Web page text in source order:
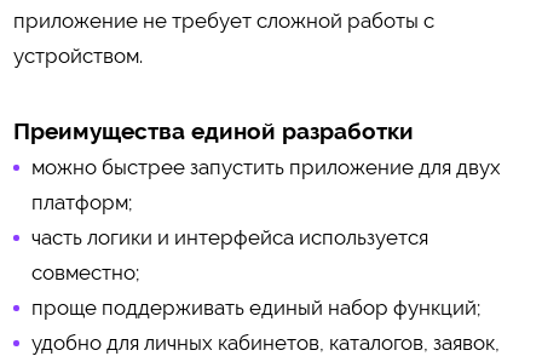
приложение не требует сложной работы с
устройством.
Преимущества единой разработки
можно быстрее запустить приложение для двух
платформ;
часть логики и интерфейса используется
совместно;
проще поддерживать единый набор функций;
удобно для личных кабинетов, каталогов, заявок,